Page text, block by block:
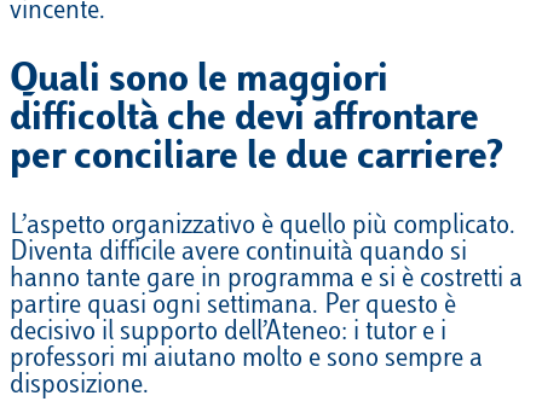
vincente.
Quali sono le maggiori
difficoltà che devi affrontare
per conciliare le due carriere?
L’aspetto organizzativo è quello più complicato.
Diventa difficile avere continuità quando si
hanno tante gare in programma e si è costretti a
partire quasi ogni settimana. Per questo è
decisivo il supporto dell’Ateneo: i tutor e i
professori mi aiutano molto e sono sempre a
disposizione.